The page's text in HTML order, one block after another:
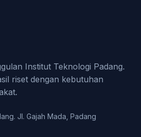
Institut Teknologi Padang.
riset dengan kebutuhan
Jl. Gajah Mada, Padang